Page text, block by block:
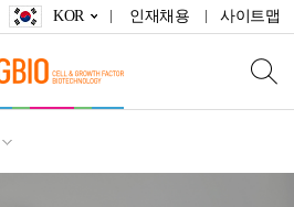
KOR 인재채용 사이트맵